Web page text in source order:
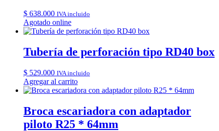
$ 638.000 IVA incluido
Agotado online
Tubería de perforación tipo RD40 box
$ 529.000 IVA incluido
Agregar al carrito
Broca escariadora con adaptador
piloto R25 * 64mm